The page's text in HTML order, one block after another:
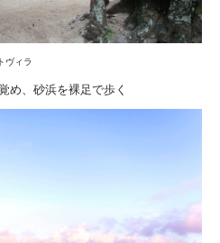
ヴィラ
め、砂浜を裸足で歩く